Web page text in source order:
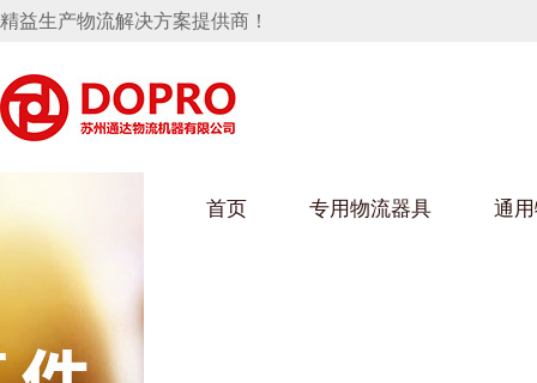
精益生产物流解决方案提供商！
首页 专用物流器具
葫芦娃下载最污架
通
车
桶水箱支架
行业